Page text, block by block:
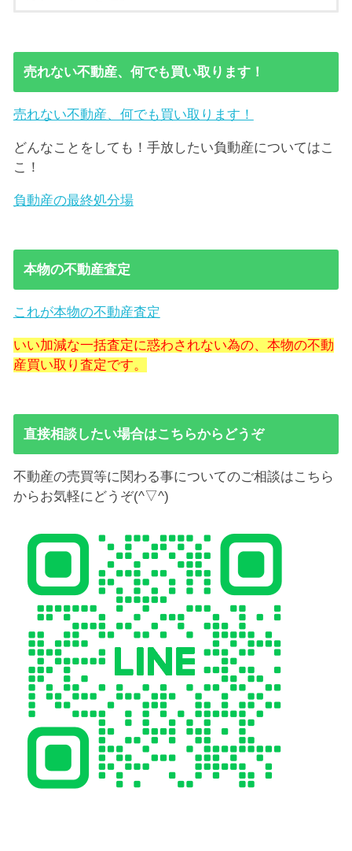
売れない不動産、何でも買い取ります！
売れない不動産、何でも買い取ります！
どんなことをしても！手放したい負動産についてはこ
こ！
負動産の最終処分場
本物の不動産査定
これが本物の不動産査定
いい加減な一括査定に惑わされない為の、本物の不動
産買い取り査定です。
直接相談したい場合はこちらからどうぞ
不動産の売買等に関わる事についてのご相談はこちら
からお気軽にどうぞ(^▽^)